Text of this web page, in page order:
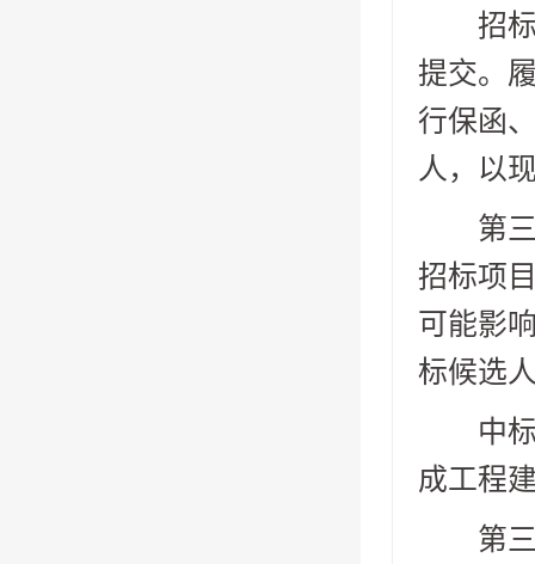
招标
提交。
行保函
人，以
第三
招标项
可能影
标候选
中标
成工程
第三